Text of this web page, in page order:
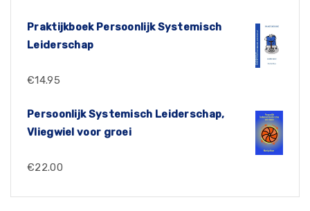
Praktijkboek Persoonlijk Systemisch
Leiderschap
€14.95
Persoonlijk Systemisch Leiderschap,
Vliegwiel voor groei
€22.00